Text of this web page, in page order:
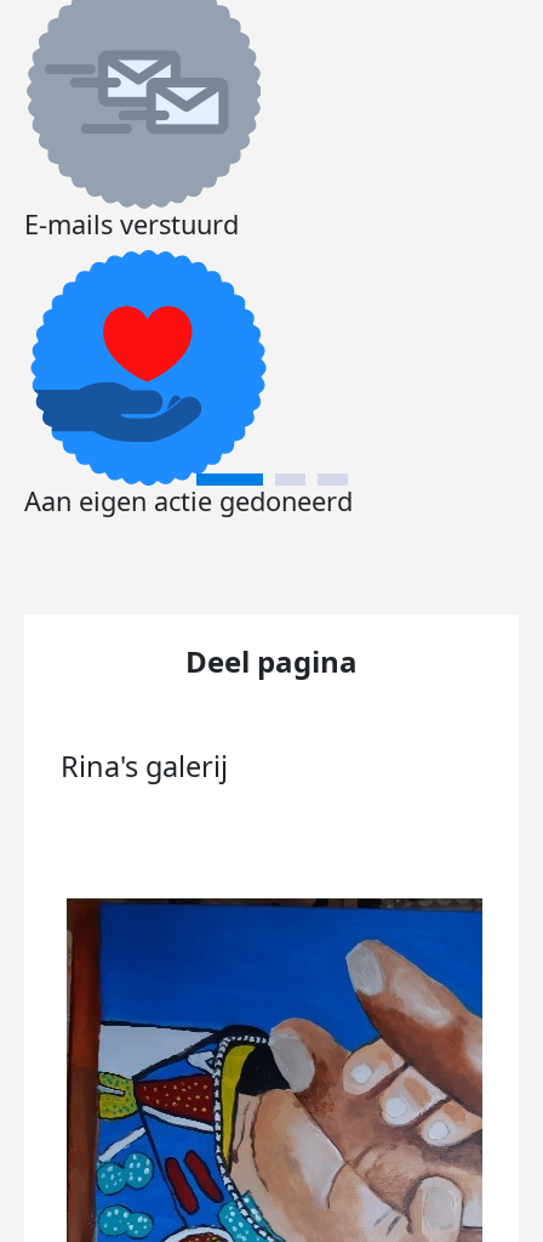
E-mails verstuurd
Aan eigen actie gedoneerd
Deel pagina
Rina's galerij